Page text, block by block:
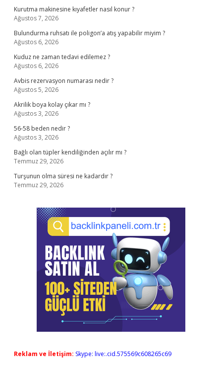
Kurutma makinesine kıyafetler nasıl konur ?
Ağustos 7, 2026
Bulundurma ruhsatı ile poligon’a atış yapabilir miyim ?
Ağustos 6, 2026
Kuduz ne zaman tedavi edilemez ?
Ağustos 6, 2026
Avbis rezervasyon numarası nedir ?
Ağustos 5, 2026
Akrilik boya kolay çıkar mı ?
Ağustos 3, 2026
56-58 beden nedir ?
Ağustos 3, 2026
Bağlı olan tüpler kendiliğinden açılır mı ?
Temmuz 29, 2026
Turşunun olma süresi ne kadardır ?
Temmuz 29, 2026
Reklam ve İletişim: Skype: live:.cid.575569c608265c69